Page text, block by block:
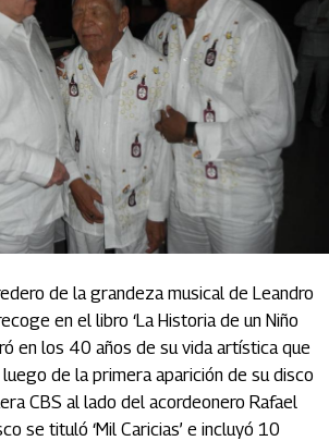
de la grandeza musical de Leandro
en el libro ‘La Historia de un Niño
en los 40 años de su vida artística que
de la primera aparición de su disco
CBS al lado del acordeonero Rafael
se tituló ‘Mil Caricias’ e incluyó 10